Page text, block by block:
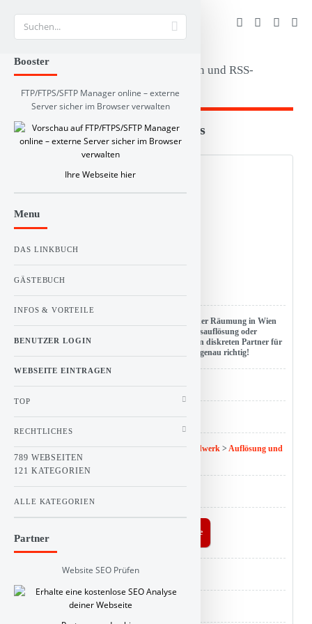
Branchen und RSS-Verzeichnis
Beschreibung : Sie planen eine Entrümpelung oder Räumung in Wien
oder Niederösterreich? Sie müssen eine Haushaltsauflösung oder
Betriebsauflösung durchführen? Sie suchen einen diskreten Partner für
eine Verlassenschaftsräumung? Bei uns sind Sie genau richtig!
URL : www.ruempeltrupp.at
Hits : 0
Kategorie :Linkbuch>Dienstleistung und Handwerk> Auflösung und
Räumung
Buy Linkbuch a coffee
SEO Score
Checker
Booster
FTP/FTPS/SFTP Manager online – externe
Server sicher im Browser verwalten
Ihre Webseite hier
Menu
DAS LINKBUCH
GÄSTEBUCH
INFOS & VORTEILE
BENUTZER LOGIN
WEBSEITE EINTRAGEN
TOP
RECHTLICHES
789 WEBSEITEN
121 KATEGORIEN
ALLE KATEGORIEN
Partner
Website SEO Prüfen